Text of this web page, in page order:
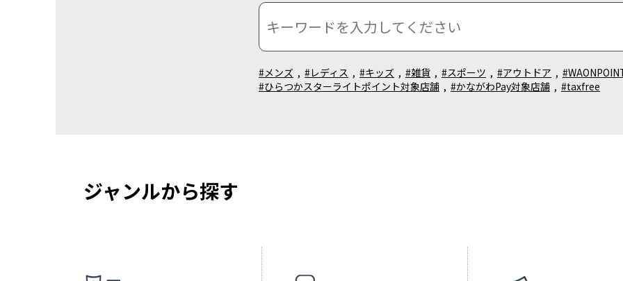
#メンズ , #レディス , #キッズ , #雑貨 , #スポーツ , #アウトドア ,
#ひらつかスターライトポイント対象店舗 , #かながわPay対象店舗 , #taxfree
ジャンルから探す